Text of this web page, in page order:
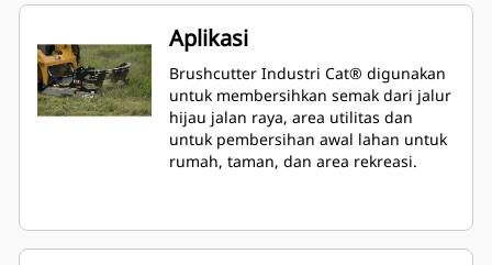
Aplikasi
Brushcutter Industri Cat® digunakan
untuk membersihkan semak dari jalur
hijau jalan raya, area utilitas dan
untuk pembersihan awal lahan untuk
rumah, taman, dan area rekreasi.